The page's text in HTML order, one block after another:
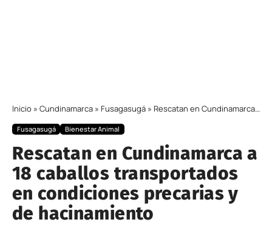
Inicio » Cundinamarca » Fusagasugá » Rescatan en Cundinamarca a 18 caballos transportados en condiciones precarias y de hacinamiento
Fusagasugá Bienestar Animal
Rescatan en Cundinamarca a
18 caballos transportados
en condiciones precarias y
de hacinamiento